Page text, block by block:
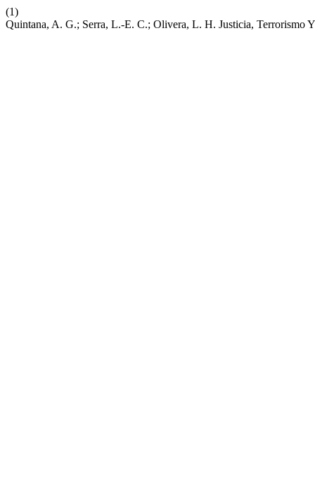
(1)
Quintana, A. G.; Serra, L.-E. C.; Olivera, L. H. Justicia, Terrorismo